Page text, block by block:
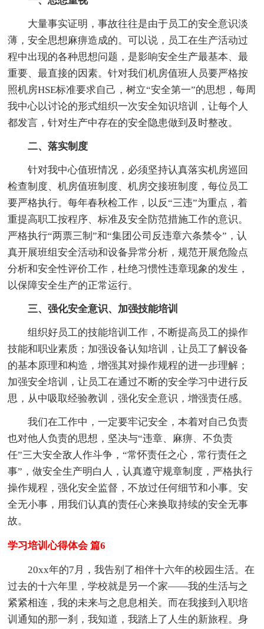
大量事实证明，事故往往是由于员工的安全意识淡
薄，安全思想麻痹造成的。可以说，员工在生产活动过
程中出现的各种思想问题，是影响安全生产最基本、最
重要、最直接的因素。针对我们机房值班人员要严格按
照机房HSE标准要求自己，树立“安全第一”的思想，每周
我中心以讨论的形式组织一次安全知识培训，让每个人
都发言，针对生产中存在的安全隐患做到及时整改。
二、落实制度
针对我中心值班情况，必须坚持认真落实机房巡回
检查制度、机房值班制度、机房交接班制度，每位员工
要严格执行。每年春秋检工作，以反“三违”为重点，着
重提高职工按程序、标准及安全防范措施工作的意识。
严格执行“两票三制”和“集团公司反违章六条禁令”，认
真开展班组安全活动和设备异常分析，规范开展危险点
分析和安全性评价工作，杜绝习惯性违章现象的发生，
以保障安全生产的正常运行。
三、强化安全意识、加强技能培训
组织好员工的技能培训工作，不断提高员工的操作
技能和职业素质；加强设备认知培训，让员工了解设备
的基本原理和构造，增强其对操作规程的进一步理解；
加强安全培训，让员工在通过不断的安全学习中进行反
思，从中吸取经验教训，强化安全意识，增强责任感。
我们在工作中，一定要牢记安全，本着对自己负责
也对他人负责的思想，坚决与“违章、麻痹、不负责
任”三大安全敌人作斗争，“常怀责任之心，常行责任之
事”，做安全生产明白人，认真遵守规章制度，严格执行
操作规程，强化安全监督，不放过任何细节和小事。安
全无小事，用我们认真的责任心来换取持续的安全无事
故。
学习培训心得体会 篇6
20xx年的7月，我告别了相伴十六年的校园生活。在
过去的十六年里，学校就是另一个家——我的生活与之
紧紧相连，我的未来与之息息相关。而在我接到入职培
训通知的那一刹，我知道，我踏上了人生的新旅程。身